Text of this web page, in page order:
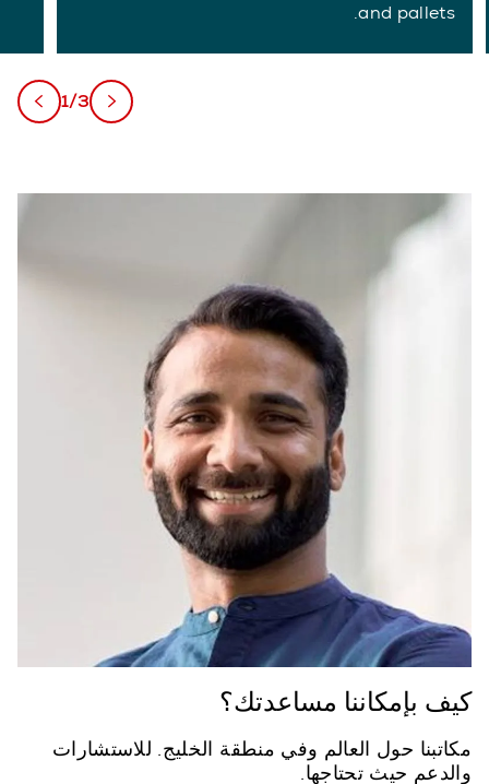
and pallets.
1/3
كيف بإمكاننا مساعدتك؟
مكاتبنا حول العالم وفي منطقة الخليج. للاستشارات
والدعم حيث تحتاجها.